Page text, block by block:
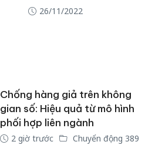
26/11/2022
Chống hàng giả trên không
gian số: Hiệu quả từ mô hình
phối hợp liên ngành
2 giờ trước Chuyển động 389